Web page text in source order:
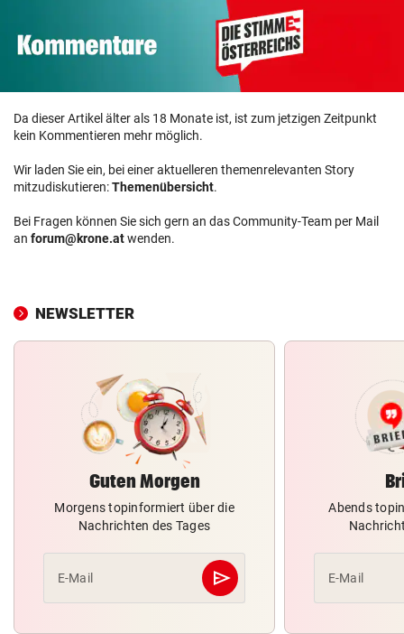
Da dieser Artikel älter als 18 Monate ist, ist zum jetzigen Zeitpunkt
kein Kommentieren mehr möglich.
Wir laden Sie ein, bei einer aktuelleren themenrelevanten Story
mitzudiskutieren:Themenübersicht.
Bei Fragen können Sie sich gern an das Community-Team per Mail
an forum@krone.atwenden.
NEWSLETTER
Guten Morgen
Morgens topinformiert über die
Nachrichten des Tages
E-Mail send
Abschicken
Abends
E-Mail